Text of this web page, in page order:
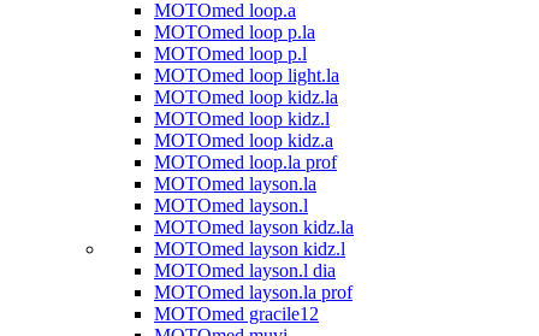
MOTOmed loop.a
MOTOmed loop p.la
MOTOmed loop p.l
MOTOmed loop light.la
MOTOmed loop kidz.la
MOTOmed loop kidz.l
MOTOmed loop kidz.a
MOTOmed loop.la prof
MOTOmed layson.la
MOTOmed layson.l
MOTOmed layson kidz.la
MOTOmed layson kidz.l
MOTOmed layson.l dia
MOTOmed layson.la prof
MOTOmed gracile12